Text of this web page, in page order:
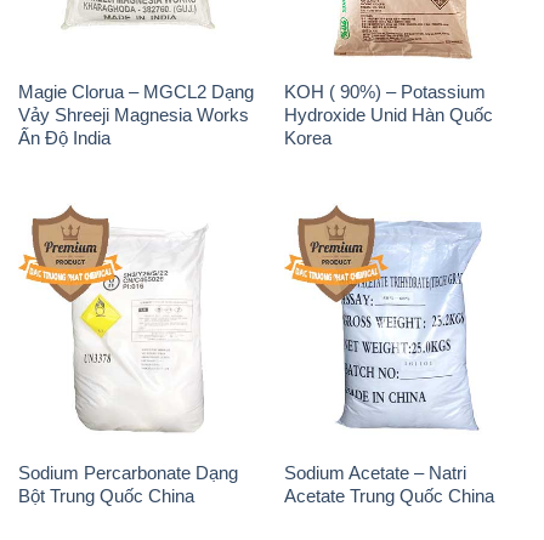
Magie Clorua – MGCL2 Dạng
Vảy Shreeji Magnesia Works
Ấn Độ India
KOH ( 90%) – Potassium
Hydroxide Unid Hàn Quốc
Korea
Sodium Percarbonate Dạng
Bột Trung Quốc China
Sodium Acetate – Natri
Acetate Trung Quốc China